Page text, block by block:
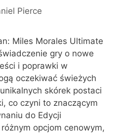
Pierce
Miles Morales Ultimate
gry o nowe
i poprawki w
oczekiwać świeżych
skórek postaci
co czyni to znaczącym
do Edycji
opcjom cenowym,